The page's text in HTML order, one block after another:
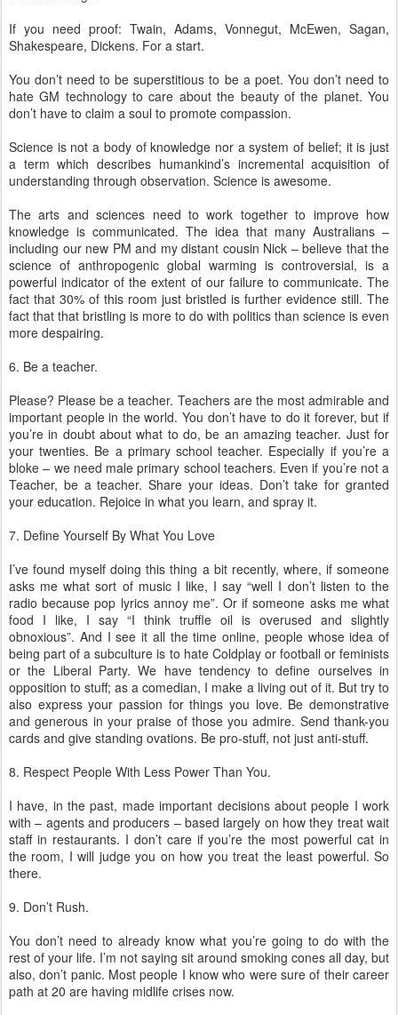
If you need proof: Twain, Adams, Vonnegut, McEwen, Sagan,
Shakespeare, Dickens. For a start.
You don’t need to be superstitious to be a poet. You don’t need to
hate GM technology to care about the beauty of the planet. You
don’t have to claim a soul to promote compassion.
Science is not a body of knowledge nor a system of belief; it is just
a term which describes humankind’s incremental acquisition of
understanding through observation. Science is awesome.
The arts and sciences need to work together to improve how
knowledge is communicated. The idea that many Australians –
including our new PM and my distant cousin Nick – believe that the
science of anthropogenic global warming is controversial, is a
powerful indicator of the extent of our failure to communicate. The
fact that 30% of this room just bristled is further evidence still. The
fact that that bristling is more to do with politics than science is even
more despairing.
6. Be a teacher.
Please? Please be a teacher. Teachers are the most admirable and
important people in the world. You don’t have to do it forever, but if
you’re in doubt about what to do, be an amazing teacher. Just for
your twenties. Be a primary school teacher. Especially if you’re a
bloke – we need male primary school teachers. Even if you’re not a
Teacher, be a teacher. Share your ideas. Don’t take for granted
your education. Rejoice in what you learn, and spray it.
7. Define Yourself By What You Love
I’ve found myself doing this thing a bit recently, where, if someone
asks me what sort of music I like, I say “well I don’t listen to the
radio because pop lyrics annoy me”. Or if someone asks me what
food I like, I say “I think truffle oil is overused and slightly
obnoxious”. And I see it all the time online, people whose idea of
being part of a subculture is to hate Coldplay or football or feminists
or the Liberal Party. We have tendency to define ourselves in
opposition to stuff; as a comedian, I make a living out of it. But try to
also express your passion for things you love. Be demonstrative
and generous in your praise of those you admire. Send thank-you
cards and give standing ovations. Be pro-stuff, not just anti-stuff.
8. Respect People With Less Power Than You.
I have, in the past, made important decisions about people I work
with – agents and producers – based largely on how they treat wait
staff in restaurants. I don’t care if you’re the most powerful cat in
the room, I will judge you on how you treat the least powerful. So
there.
9. Don’t Rush.
You don’t need to already know what you’re going to do with the
rest of your life. I’m not saying sit around smoking cones all day, but
also, don’t panic. Most people I know who were sure of their career
path at 20 are having midlife crises now.